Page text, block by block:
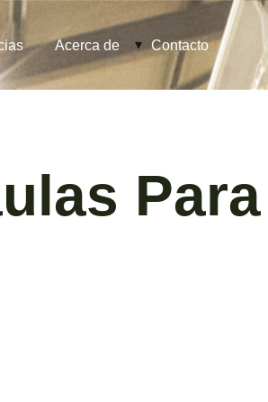
Acerca de Contacto
Para